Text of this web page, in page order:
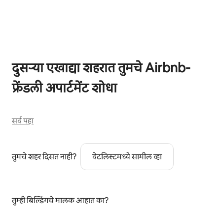
दुसऱ्या एखाद्या शहरात तुमचे Airbnb-
फ्रेंडली अपार्टमेंट शोधा
सर्व पहा
तुमचे शहर दिसत नाही? वेटलिस्टमध्ये सामील व्हा
तुम्ही बिल्डिंगचे मालक आहात का?